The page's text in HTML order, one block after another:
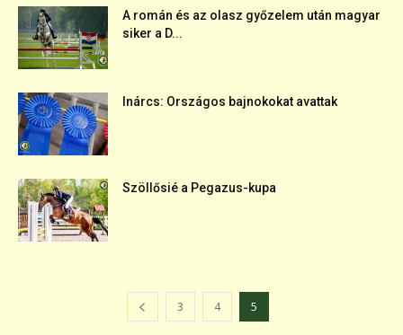
A román és az olasz győzelem után magyar
siker a D...
Inárcs: Országos bajnokokat avattak
Szöllősié a Pegazus-kupa
3 4 5